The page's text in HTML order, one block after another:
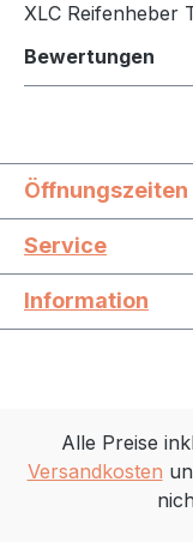
XLC Reifenheber
Bewertungen
Öffnungszeiten
Service
Information
Alle Preise
Versandkosten